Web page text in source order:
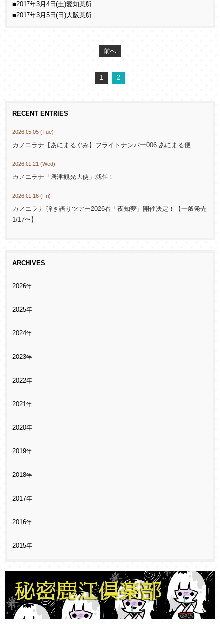
■2017年3月4日(土)愛知某所
■2017年3月5日(日)大阪某所
前へ
1 2
RECENT ENTRIES
2026.05.05 (Tue)
カノエラナ【あにまるぐみ】フライトナンバー006 あにまる便
2026.01.21 (Wed)
カノエラナ「唐津観光大使」就任！
2026.01.16 (Fri)
カノエラナ 弾き語りツアー2026春「夜知夢」開催決定！【一般発売
1/17〜】
ARCHIVES
2026年
2025年
2024年
2023年
2022年
2021年
2020年
2019年
2018年
2017年
2016年
2015年